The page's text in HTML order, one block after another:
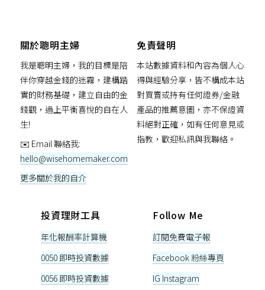
關於聰明主婦
我是聰明主婦，我的目標是陪
伴你穿越金錢的迷霧，建構踏
實的財務基礎，建立自由的金
錢觀，過上平衡喜悅的自在人
生!
✉️ Email 聯絡我:
hello@wisehomemaker.com
更多關於我的自介
免責聲明
本站數據資料和內容為個人心
得與經驗分享，皆不構成本站
對買賣或持有任何證券/金融
產品的推薦意圖，亦不保證資
料絕對正確，如有任何意見或
指教，歡迎私訊與我聯絡。
投資理財工具
年化報酬率計算機
0050 即時投資數據
0056 即時投資數據
Follow Me
訂閱免費電子報
Facebook 粉絲專頁
IG Instagram